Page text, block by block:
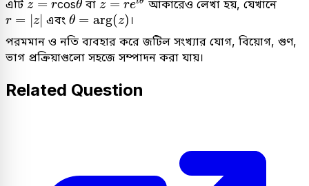
এটি z = rcosθ বা z = re আকারেও লেখা হয়, যেখানে
r = |z|
r=| z| এবং θ = arg(z)
θ= arg z
।
পরমমান ও নতি ব্যবহার করে জটিল সংখ্যার যোগ, বিয়োগ, গুণ,
ভাগ প্রক্রিয়াগুলো সহজে সম্পাদন করা যায়।
Related Question